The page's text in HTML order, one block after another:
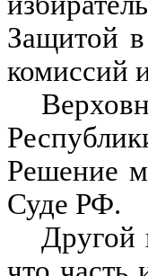
Защитой в
комиссий
Решение
Суде РФ.
Другой